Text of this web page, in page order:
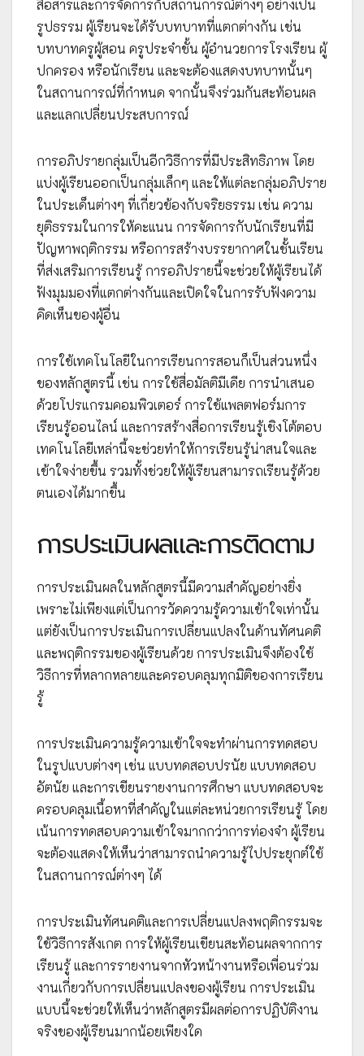
สื่อสารและการจัดการกับสถานการณ์ต่างๆ อย่างเป็น
รูปธรรม ผู้เรียนจะได้รับบทบาทที่แตกต่างกัน เช่น
บทบาทครูผู้สอน ครูประจำชั้น ผู้อำนวยการโรงเรียน ผู้
ปกครอง หรือนักเรียน และจะต้องแสดงบทบาทนั้นๆ
ในสถานการณ์ที่กำหนด จากนั้นจึงร่วมกันสะท้อนผล
และแลกเปลี่ยนประสบการณ์
การอภิปรายกลุ่มเป็นอีกวิธีการที่มีประสิทธิภาพ โดย
แบ่งผู้เรียนออกเป็นกลุ่มเล็กๆ และให้แต่ละกลุ่มอภิปราย
ในประเด็นต่างๆ ที่เกี่ยวข้องกับจริยธรรม เช่น ความ
ยุติธรรมในการให้คะแนน การจัดการกับนักเรียนที่มี
ปัญหาพฤติกรรม หรือการสร้างบรรยากาศในชั้นเรียน
ที่ส่งเสริมการเรียนรู้ การอภิปรายนี้จะช่วยให้ผู้เรียนได้
ฟังมุมมองที่แตกต่างกันและเปิดใจในการรับฟังความ
คิดเห็นของผู้อื่น
การใช้เทคโนโลยีในการเรียนการสอนก็เป็นส่วนหนึ่ง
ของหลักสูตรนี้ เช่น การใช้สื่อมัลติมีเดีย การนำเสนอ
ด้วยโปรแกรมคอมพิวเตอร์ การใช้แพลตฟอร์มการ
เรียนรู้ออนไลน์ และการสร้างสื่อการเรียนรู้เชิงโต้ตอบ
เทคโนโลยีเหล่านี้จะช่วยทำให้การเรียนรู้น่าสนใจและ
เข้าใจง่ายขึ้น รวมทั้งช่วยให้ผู้เรียนสามารถเรียนรู้ด้วย
ตนเองได้มากขึ้น
การประเมินผลและการติดตาม
การประเมินผลในหลักสูตรนี้มีความสำคัญอย่างยิ่ง
เพราะไม่เพียงแต่เป็นการวัดความรู้ความเข้าใจเท่านั้น
แต่ยังเป็นการประเมินการเปลี่ยนแปลงในด้านทัศนคติ
และพฤติกรรมของผู้เรียนด้วย การประเมินจึงต้องใช้
วิธีการที่หลากหลายและครอบคลุมทุกมิติของการเรียน
รู้
การประเมินความรู้ความเข้าใจจะทำผ่านการทดสอบ
ในรูปแบบต่างๆ เช่น แบบทดสอบปรนัย แบบทดสอบ
อัตนัย และการเขียนรายงานการศึกษา แบบทดสอบจะ
ครอบคลุมเนื้อหาที่สำคัญในแต่ละหน่วยการเรียนรู้ โดย
เน้นการทดสอบความเข้าใจมากกว่าการท่องจำ ผู้เรียน
จะต้องแสดงให้เห็นว่าสามารถนำความรู้ไปประยุกต์ใช้
ในสถานการณ์ต่างๆ ได้
การประเมินทัศนคติและการเปลี่ยนแปลงพฤติกรรมจะ
ใช้วิธีการสังเกต การให้ผู้เรียนเขียนสะท้อนผลจากการ
เรียนรู้ และการรายงานจากหัวหน้างานหรือเพื่อนร่วม
งานเกี่ยวกับการเปลี่ยนแปลงของผู้เรียน การประเมิน
แบบนี้จะช่วยให้เห็นว่าหลักสูตรมีผลต่อการปฏิบัติงาน
จริงของผู้เรียนมากน้อยเพียงใด